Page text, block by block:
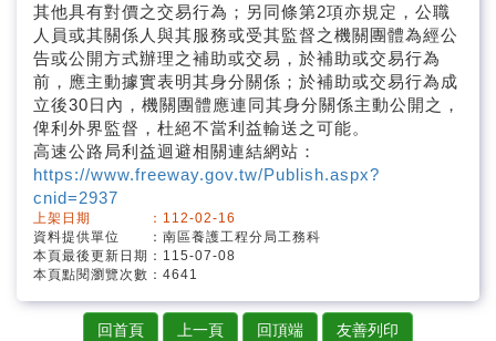
其他具有對價之交易行為；另同條第2項亦規定，公職
人員或其關係人與其服務或受其監督之機關團體為經公
告或公開方式辦理之補助或交易，於補助或交易行為
前，應主動據實表明其身分關係；於補助或交易行為成
立後30日內，機關團體應連同其身分關係主動公開之，
俾利外界監督，杜絕不當利益輸送之可能。
高速公路局利益迴避相關連結網站：
https://www.freeway.gov.tw/Publish.aspx?
cnid=2937
上架日期 ：112-02-16
資料提供單位 ：南區養護工程分局工務科
本頁最後更新日期：115-07-08
本頁點閱瀏覽次數：4641
回首頁 上一頁 回頂端 友善列印